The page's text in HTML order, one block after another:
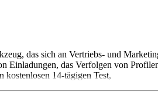
das sich an Vertriebs- und
Einladungen, das Verfolgen von
kostenlosen 14-tägigen Test,